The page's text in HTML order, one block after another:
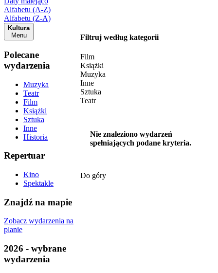
Alfabetu (A-Z)
Alfabetu (Z-A)
Kultura
Menu
Polecane
wydarzenia
Muzyka
Teatr
Film
Książki
Sztuka
Inne
Historia
Repertuar
Kino
Spektakle
Znajdź na mapie
Zobacz wydarzenia na
planie
2026 - wybrane
wydarzenia
Filtruj według kategorii
Film
Książki
Muzyka
Inne
Sztuka
Teatr
Nie znaleziono wydarzeń
spełniających podane kryteria.
Do góry